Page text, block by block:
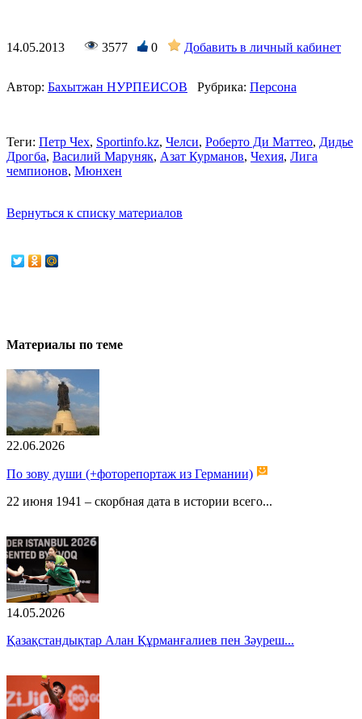
14.05.2013 3577 0 Добавить в личный кабинет
Автор: Бахытжан НУРПЕИСОВ Рубрика: Персона
Теги: Петр Чех, Sportinfo.kz, Челси, Роберто Ди Маттео, Дидье
Дрогба, Василий Маруняк, Азат Курманов, Чехия, Лига
чемпионов, Мюнхен
Вернуться к списку материалов
Материалы по теме
22.06.2026
По зову души (+фоторепортаж из Германии)
22 июня 1941 – скорбная дата в истории всего...
14.05.2026
Қазақстандықтар Алан Құрманғалиев пен Зәуреш...